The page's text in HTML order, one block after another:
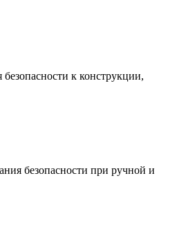
к конструкции,
безопасности при ручной и